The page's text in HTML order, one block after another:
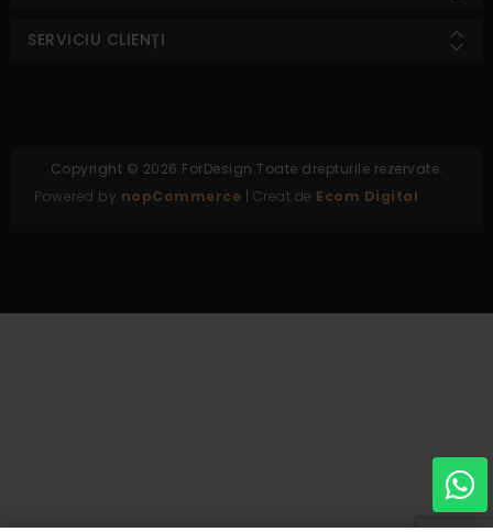
SERVICIU CLIENȚI
Copyright © 2026 ForDesign.Toate drepturile rezervate.
Powered by nopCommerce | Creat de Ecom Digital